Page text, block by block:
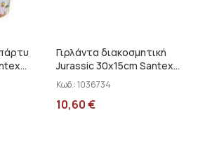
Γιρλάντα διακοσμητική
Jurassic 30x15cm Santex
000753899
Κωδ.:1036734
10,60€